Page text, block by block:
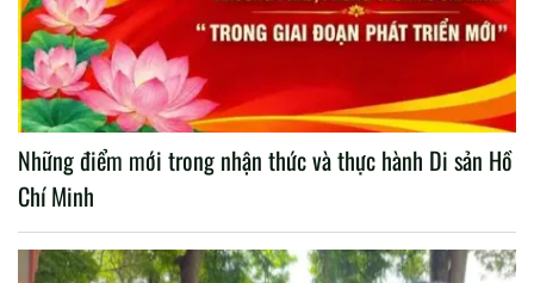
Những điểm mới trong nhận thức và thực hành Di sản Hồ
Chí Minh